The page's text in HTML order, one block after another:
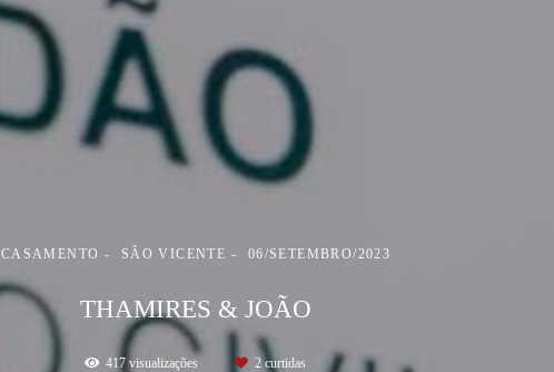
CASAMENTO SÃO VICENTE 06/SETEMBRO/2023
THAMIRES & JOÃO
417 visualizações 2 curtidas